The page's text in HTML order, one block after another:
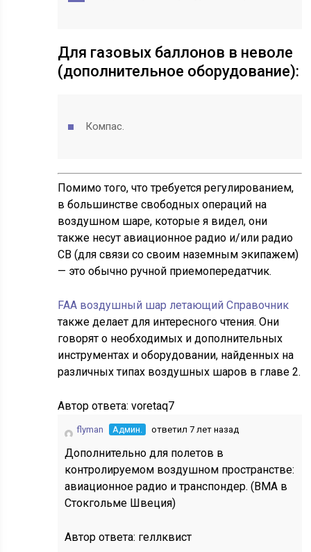
Для газовых баллонов в неволе
(дополнительное оборудование):
Компас.
Помимо того, что требуется регулированием,
в большинстве свободных операций на
воздушном шаре, которые я видел, они
также несут авиационное радио и/или радио
CB (для связи со своим наземным экипажем)
— это обычно ручной приемопередатчик.
FAA воздушный шар летающий Справочник
также делает для интересного чтения. Они
говорят о необходимых и дополнительных
инструментах и оборудовании, найденных на
различных типах воздушных шаров в главе 2.
Автор ответа:voretaq7
flyman Админ. ответил 7 лет назад
Дополнительно для полетов в
контролируемом воздушном пространстве:
авиационное радио и транспондер. (BMA в
Стокгольме Швеция)
Автор ответа: геллквист